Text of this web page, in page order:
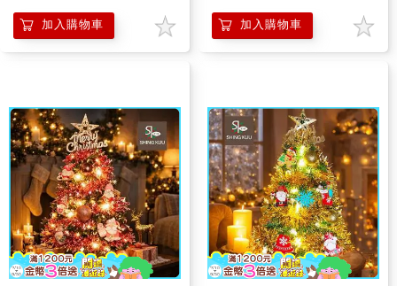
加入購物車 加入購物車